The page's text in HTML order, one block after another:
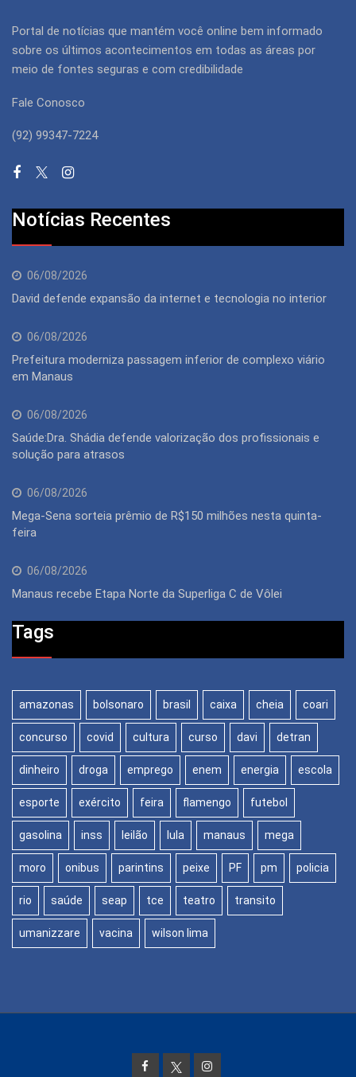
Portal de notícias que mantém você online bem informado
sobre os últimos acontecimentos em todas as áreas por
meio de fontes seguras e com credibilidade
Fale Conosco
(92) 99347-7224
Notícias Recentes
06/08/2026
David defende expansão da internet e tecnologia no interior
06/08/2026
Prefeitura moderniza passagem inferior de complexo viário
em Manaus
06/08/2026
Saúde:Dra. Shádia defende valorização dos profissionais e
solução para atrasos
06/08/2026
Mega-Sena sorteia prêmio de R$150 milhões nesta quinta-
feira
06/08/2026
Manaus recebe Etapa Norte da Superliga C de Vôlei
Tags
amazonas bolsonaro brasil caixa cheia coari
concurso covid cultura curso davi detran
dinheiro droga emprego enem energia escola
esporte exército feira flamengo futebol
gasolina inss leilão lula manaus mega
moro onibus parintins peixe PF pm policia
rio saúde seap tce teatro transito
umanizzare vacina wilson lima